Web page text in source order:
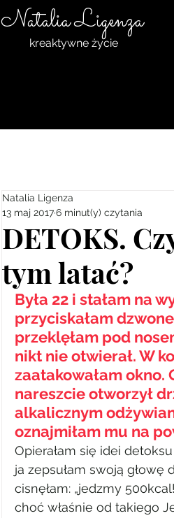
Natalia Ligenza
kreaktywne życie
DETOKS.
tym latać?
Natalia Ligenza
13 maj 20176 minut(y) czytania
Była 22 i stałam na
przyciskałam
przeklęłam pod
nikt nie otwierał. W
zaatakowałam okno.
nareszcie otworzył
alkalicznym
oznajmiłam mu na
Opierałam się idei
ja zepsułam swoją głowę
cisnęłam: „jedzmy
choć właśnie od takiego